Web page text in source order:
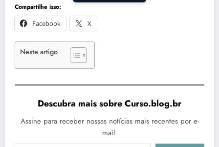
Compartilhe isso:
Facebook
X
Neste artigo
Descubra mais sobre Curso.blog.br
Assine para receber nossas notícias mais recentes por e-
mail.
Digite seu e-mail…